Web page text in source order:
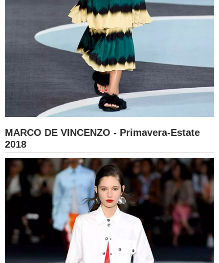
MARCO DE VINCENZO - Primavera-Estate
2018